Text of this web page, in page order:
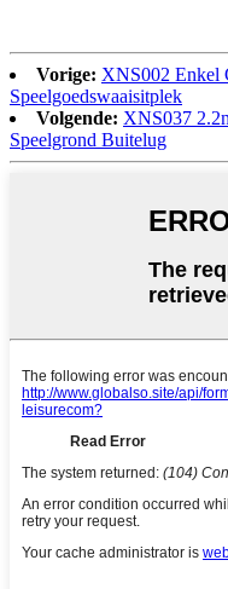
Vorige: XNS002 Enkel
Speelgoedswaaisitplek
Volgende: XNS037
Speelgrond Buitelug